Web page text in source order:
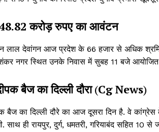
करोड़ रुपए का आवंटन
लाल देवांगन आज प्रदेश के 66 हजार से अधिक
नगर स्थित उनके निवास में सुबह 11 बजे आयोजित
बैज का दिल्ली दौरा(Cg News)
बैज का दिल्ली दौरे का आज दूसरा दिन है. वे
साथ ही रायपुर, दुर्ग, धमतरी, गरियाबंद सहित 10